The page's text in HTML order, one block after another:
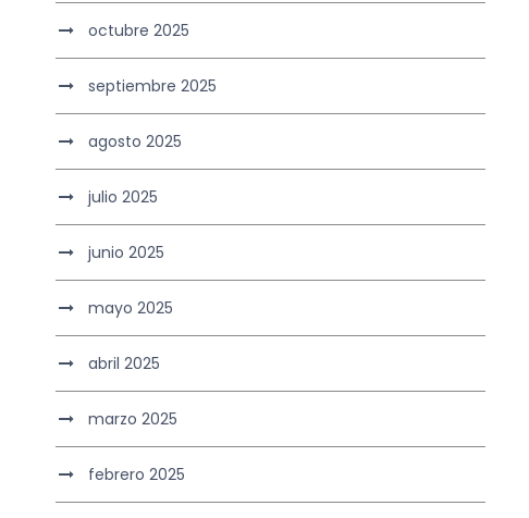
octubre 2025
septiembre 2025
agosto 2025
julio 2025
junio 2025
mayo 2025
abril 2025
marzo 2025
febrero 2025